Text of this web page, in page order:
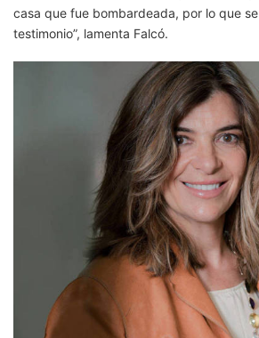
casa que fue bombardeada, por lo que
testimonio”, lamenta Falcó.